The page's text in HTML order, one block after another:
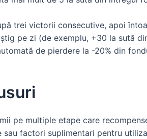
trei victorii consecutive, apoi
pe zi (de exemplu, +30 la sută
de pierdere la -20% din
pe multiple etape care
factori suplimentari pentru